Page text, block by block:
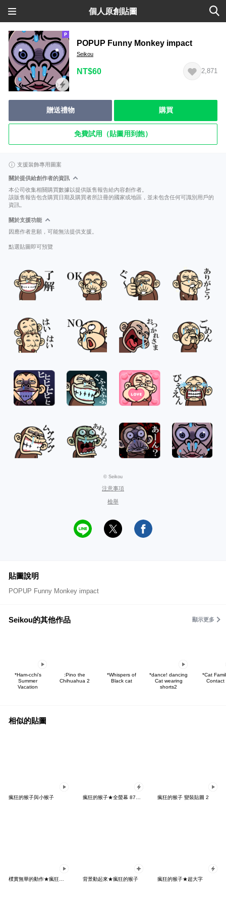
個人原創貼圖
POPUP Funny Monkey impact
Seikou
NT$60 2,871
贈送禮物 購買
免費試用（貼圖用到飽）
支援裝飾專用圖案
關於提供給創作者的資訊
本公司收集相關購買數據以提供販售報告給內容創作者。
該販售報告包含購買日期及購買者所註冊的國家或地區，並未包含任何可識別用戶的
資訊。
關於支援功能
因應作者意願，可能無法提供支援。
點選貼圖即可預覽
© Seikou
注意事項
檢舉
貼圖說明
POPUP Funny Monkey impact
Seikou的其他作品 顯示更多
*Ham-cchi's
Summer
Vacation
:Pino the
Chihuahua 2
*Whispers of
Black cat
*dance! dancing
Cat wearing
shorts2
*Cat
Contact
相似的貼圖
瘋狂的猴子與小猴子 瘋狂的猴子★全螢幕 87來過招 瘋狂的猴子 變裝貼圖 2
背景動起來★瘋狂的猴子 瘋狂的猴子★超大字